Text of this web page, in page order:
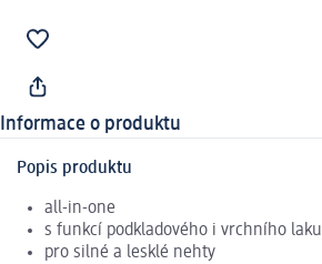
Informace o produktu
Popis produktu
all-in-one
s funkcí podkladového i vrchního laku
pro silné a lesklé nehty